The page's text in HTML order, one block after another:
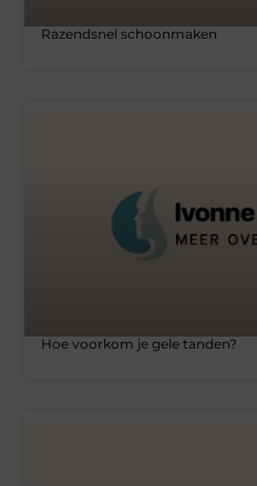
Razendsnel schoonmaken
Hoe voorkom je gele tanden?